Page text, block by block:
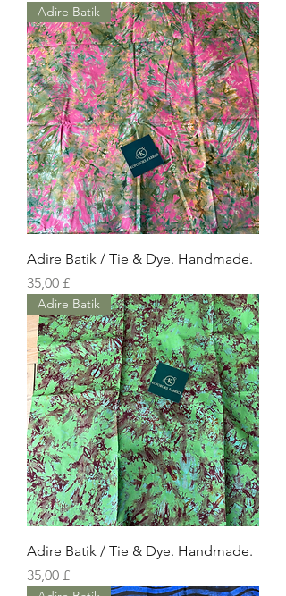
Adire Batik
Adire Batik / Tie & Dye. Handmade.
Prezzo
35,00 £
Adire Batik
Adire Batik / Tie & Dye. Handmade.
Prezzo
35,00 £